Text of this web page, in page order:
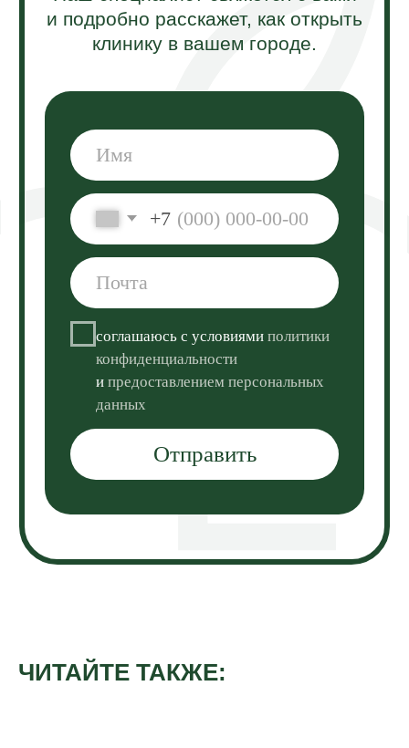
ЧИТАЙТЕ ТАКЖЕ: